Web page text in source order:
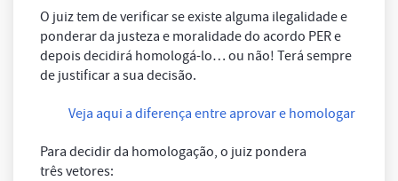
O juiz tem de verificar se existe alguma ilegalidade e
ponderar da justeza e moralidade do acordo PER e
depois decidirá homologá-lo… ou não! Terá sempre
de justificar a sua decisão.
Veja aqui a diferença entre aprovar e homologar
Para decidir da homologação, o juiz pondera
três vetores: